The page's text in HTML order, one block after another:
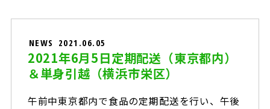
NEWS 2021.06.05
2021年6月5日定期配送（東京都内）
＆単身引越（横浜市栄区）
午前中東京都内で食品の定期配送を行い、午後